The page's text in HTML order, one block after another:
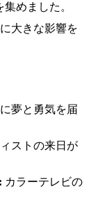
めました。
大きな影響を
夢と勇気を届
ストの来日が
カラーテレビの